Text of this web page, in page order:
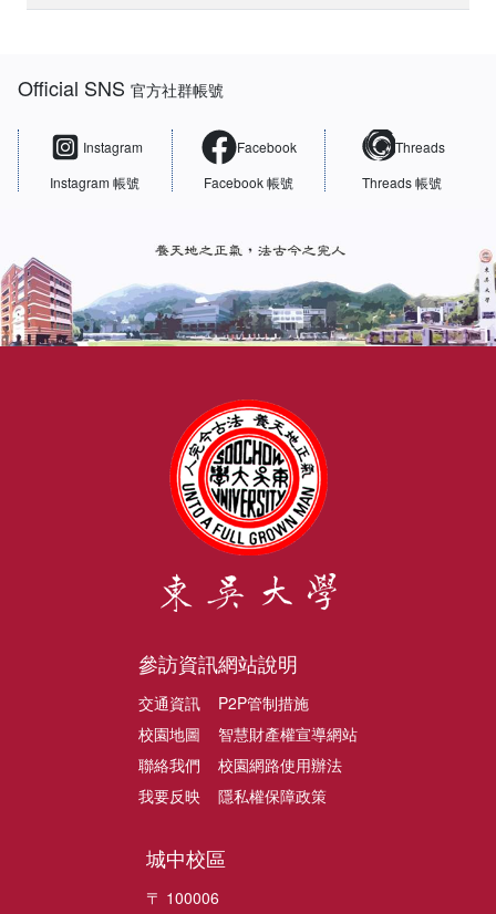
Official SNS官方社群帳號
Instagram
Instagram 帳號
Facebook
Facebook 帳號
Threads
Threads 帳號
參訪資訊
交通資訊
校園地圖
聯絡我們
我要反映
網站說明
P2P管制措施
智慧財產權宣導網站
校園網路使用辦法
隱私權保障政策
城中校區
〒 100006